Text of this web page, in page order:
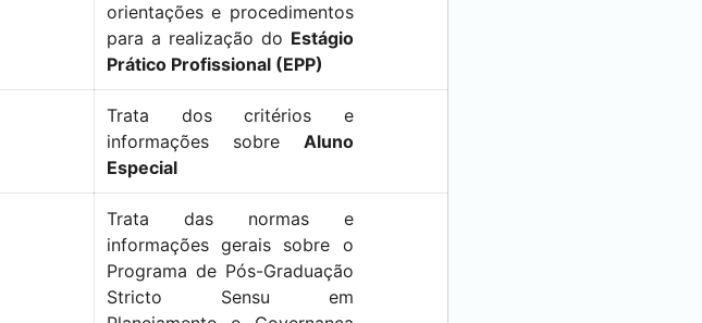
orientações e procedimentos
para a realização do Estágio
Prático Profissional (EPP)
Trata dos critérios e
informações sobre Aluno
Especial
Trata das normas e
informações gerais sobre o
Programa de Pós-Graduação
Stricto Sensu em